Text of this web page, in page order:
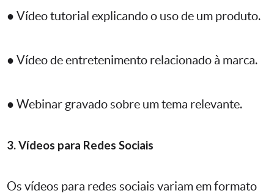
● Vídeo tutorial explicando o uso de um produto.
● Vídeo de entretenimento relacionado à marca.
● Webinar gravado sobre um tema relevante.
3. Vídeos para Redes Sociais
Os vídeos para redes sociais variam em formato